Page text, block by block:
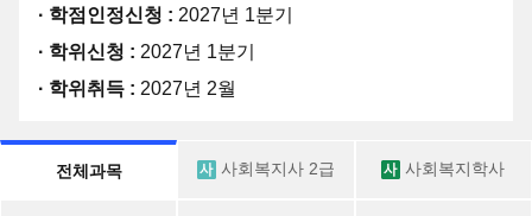
· 학점인정신청 : 2027년 1분기
· 학위신청 : 2027년 1분기
· 학위취득 : 2027년 2월
전체과목 사회복지사 2급 사회복지학사